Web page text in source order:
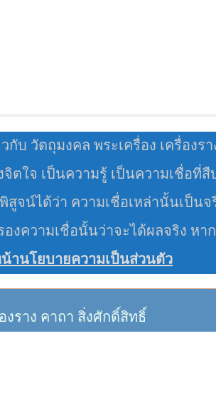
บ วัตถุมงคล พระเครื่อง เครื่องร
ตใจ เป็นความรู้ เป็นความเชื่อที่
สูจน์ได้ว่า ความเชื่อเหล่านั้นเป็นจ
งความเชื่อนั้นว่าจะได้ผลจริง ห
านโยบายความเป็นส่วนตัว
ราง คาถา สิ่งศักดิ์สิทธิ์